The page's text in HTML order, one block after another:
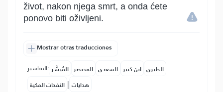
život, nakon njega smrt, a onda ćete
ponovo biti oživljeni.
Mostrar otras traducciones
التفاسير: المُيسَّر المختصر السعدي ابن كثير الطبري
النفحات المكية | هدايات